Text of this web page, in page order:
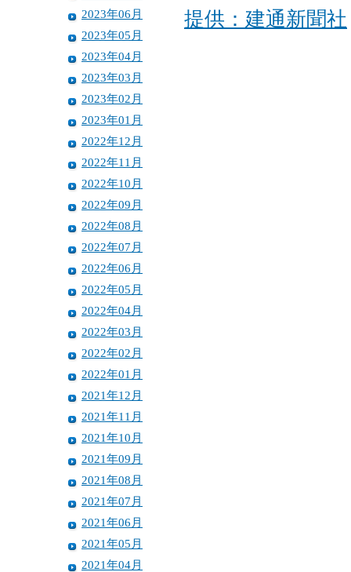
2023年06月
2023年05月
2023年04月
2023年03月
2023年02月
2023年01月
2022年12月
2022年11月
2022年10月
2022年09月
2022年08月
2022年07月
2022年06月
2022年05月
2022年04月
2022年03月
2022年02月
2022年01月
2021年12月
2021年11月
2021年10月
2021年09月
2021年08月
2021年07月
2021年06月
2021年05月
2021年04月
提供：建通新聞社